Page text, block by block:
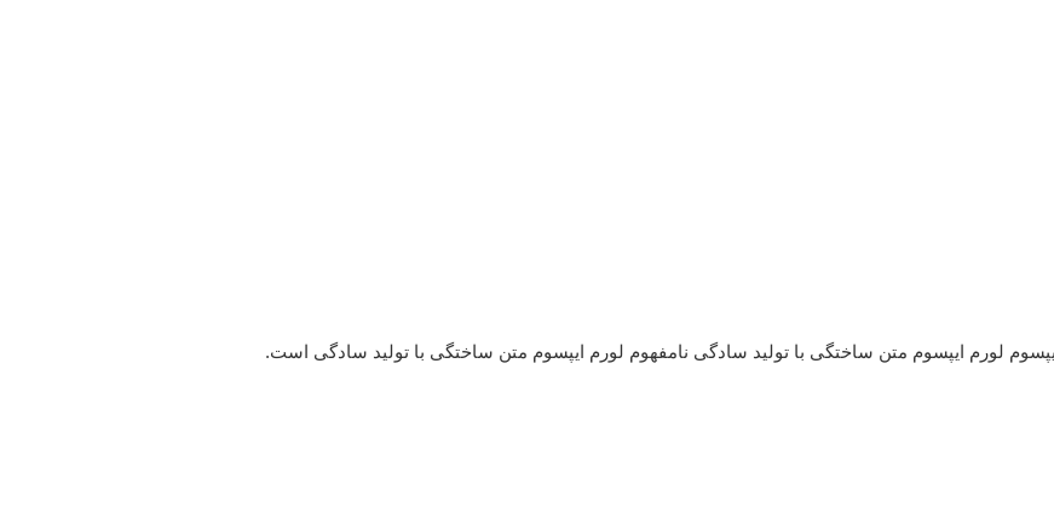
لورم ایپسوم متن ساختگی با تولید سادگی نامفهوم لورم ایپسوم متن ساختگی با تولید سادگی است.